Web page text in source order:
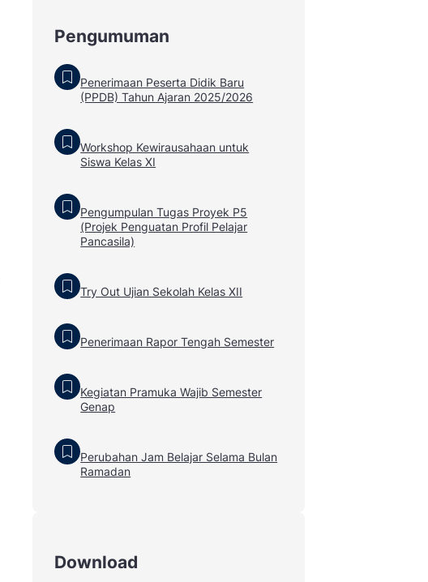
Pengumuman
Penerimaan Peserta Didik Baru
(PPDB) Tahun Ajaran 2025/2026
Workshop Kewirausahaan untuk
Siswa Kelas XI
Pengumpulan Tugas Proyek P5
(Projek Penguatan Profil Pelajar
Pancasila)
Try Out Ujian Sekolah Kelas XII
Penerimaan Rapor Tengah Semester
Kegiatan Pramuka Wajib Semester
Genap
Perubahan Jam Belajar Selama Bulan
Ramadan
Download